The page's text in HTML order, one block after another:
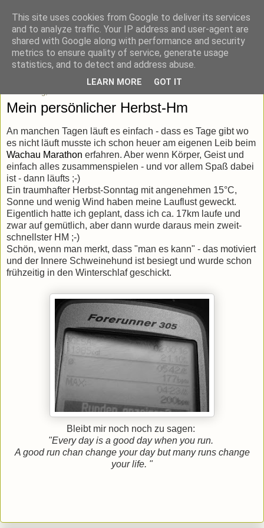
blick-punkt[e..]
Momentaufnahmen von unterwegs & daheim.
Mein persönlicher Herbst-Hm
An manchen Tagen läuft es einfach - dass es Tage gibt wo
es nicht läuft musste ich schon heuer am eigenen Leib beim
Wachau Marathon erfahren. Aber wenn Körper, Geist und
einfach alles zusammenspielen - und vor allem Spaß dabei
ist - dann läufts ;-)
Ein traumhafter Herbst-Sonntag mit angenehmen 15°C,
Sonne und wenig Wind haben meine Lauflust geweckt.
Eigentlich hatte ich geplant, dass ich ca. 17km laufe und
zwar auf gemütlich, aber dann wurde daraus mein zweit-
schnellster HM ;-)
Schön, wenn man merkt, dass "man es kann" - das motiviert
und der Innere Schweinehund ist besiegt und wurde schon
frühzeitig in den Winterschlaf geschickt.
Bleibt mir noch noch zu sagen:
"Every day is a good day when you run.
A good run chan change your day but many runs change
your life. "
This site uses cookies from Google to deliver its services
and to analyze traffic. Your IP address and user-agent are
shared with Google along with performance and security
metrics to ensure quality of service, generate usage
statistics, and to detect and address abuse.
LEARN MORE GOT IT